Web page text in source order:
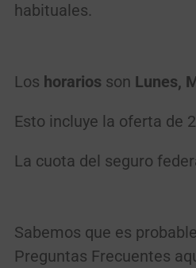
habituales.
Los horarios son Lunes,
Esto incluye la oferta de
La cuota del seguro
Sabemos que es
Preguntas Frecuentes